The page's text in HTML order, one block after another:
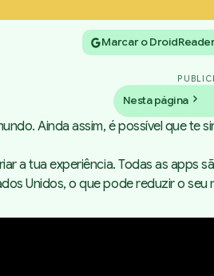
Marcar o
Nesta página
Ainda assim, é possível que te
a tua experiência. Todas as apps
Unidos, o que pode reduzir o